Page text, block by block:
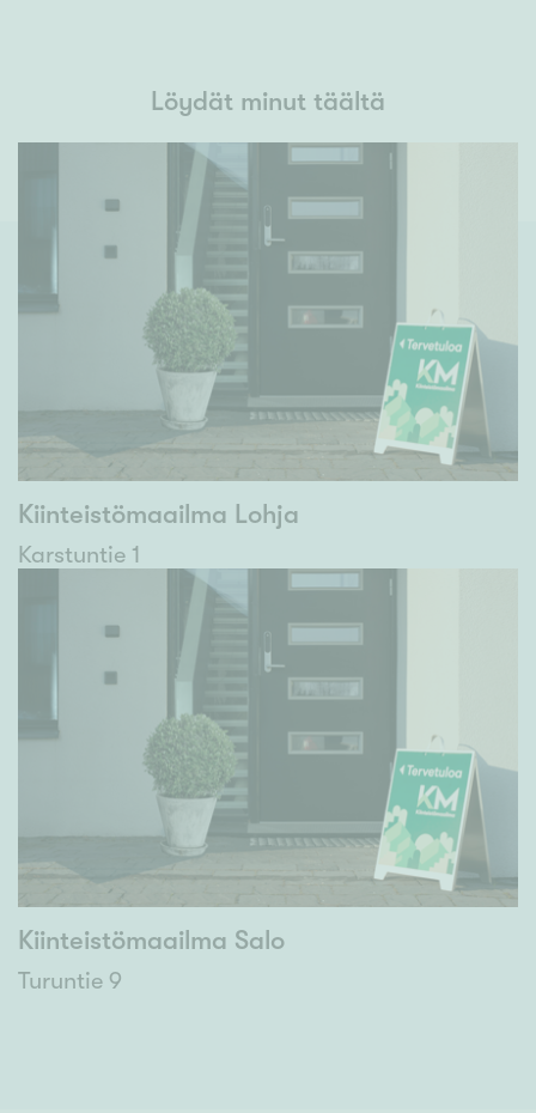
Löydät minut täältä
Kiinteistömaailma Lohja
Karstuntie 1
Kiinteistömaailma Salo
Turuntie 9